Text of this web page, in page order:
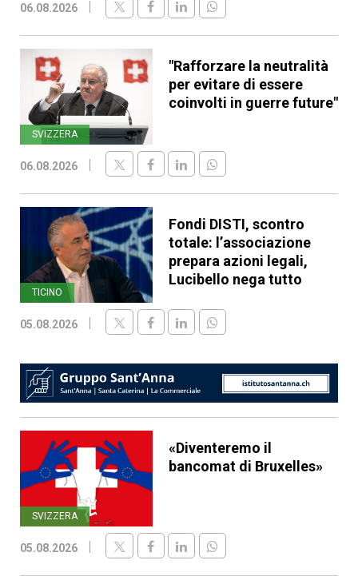
06.08.2026
SVIZZERA
"Rafforzare la neutralità
per evitare di essere
coinvolti in guerre future"
06.08.2026
TICINO
Fondi DISTI, scontro
totale: l’associazione
prepara azioni legali,
Lucibello nega tutto
05.08.2026
SVIZZERA
«Diventeremo il
bancomat di Bruxelles»
05.08.2026